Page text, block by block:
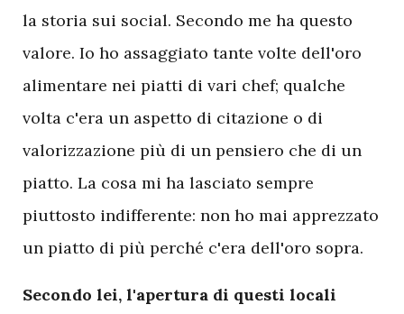
la storia sui social. Secondo me ha questo
valore. Io ho assaggiato tante volte dell'oro
alimentare nei piatti di vari chef; qualche
volta c'era un aspetto di citazione o di
valorizzazione più di un pensiero che di un
piatto. La cosa mi ha lasciato sempre
piuttosto indifferente: non ho mai apprezzato
un piatto di più perché c'era dell'oro sopra.
Secondo lei, l'apertura di questi locali